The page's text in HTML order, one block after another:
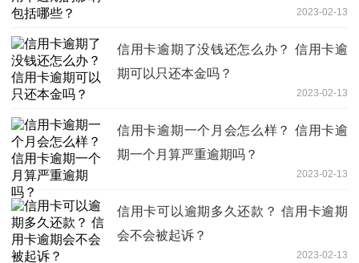
2023-02-13
信用卡逾期了没钱还怎么办？ 信用卡逾
期可以只还本金吗？
2023-02-13
信用卡逾期一个月会怎么样？ 信用卡逾
期一个月算严重逾期吗？
2023-02-13
信用卡可以逾期多久还款？ 信用卡逾期
会不会被起诉？
2023-02-13